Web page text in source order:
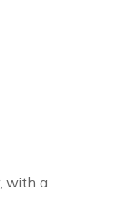
with a